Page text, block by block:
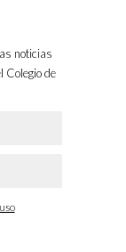
noticias
Colegio de